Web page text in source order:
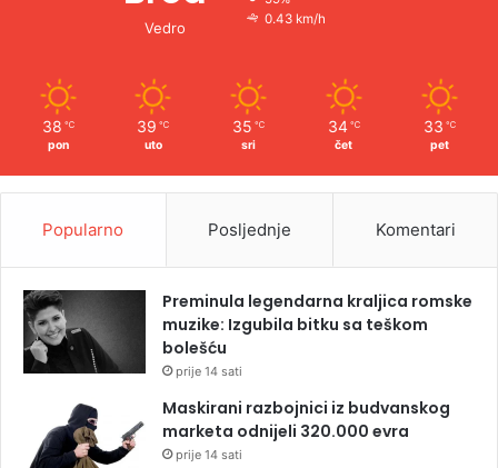
Vedro
0.43 km/h
38 ℃
pon
39 ℃
uto
35 ℃
sri
34 ℃
čet
33 ℃
pet
Popularno Posljednje Komentari
Preminula legendarna kraljica romske
muzike: Izgubila bitku sa teškom
bolešću
prije 14 sati
Maskirani razbojnici iz budvanskog
marketa odnijeli 320.000 evra
prije 14 sati